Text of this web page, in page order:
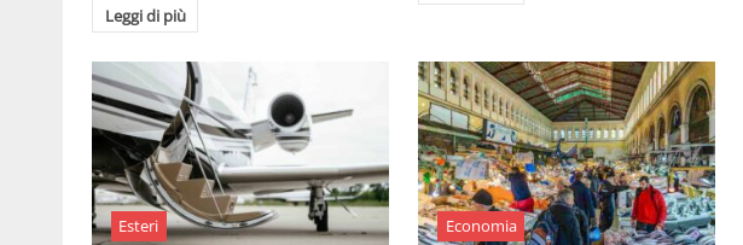
Leggi di più
Esteri Economia